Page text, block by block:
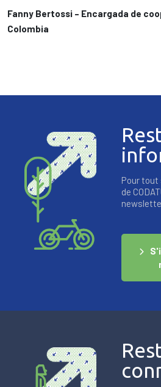
Fanny Bertossi – Encargada de
Colombia
Pour tout
de